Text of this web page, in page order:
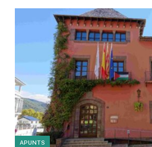
APUNTS